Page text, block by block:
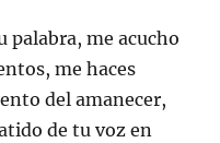
palabra, me acucho
me haces
del amanecer,
de tu voz en